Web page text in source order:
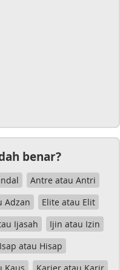
benar?
Antre atau Antri
Adzan
Elite atau Elit
Ijasah
Ijin atau Izin
Isap atau Hisap